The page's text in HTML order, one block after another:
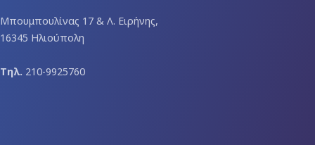
Μπουμπουλίνας 17 & Λ. Ειρήνης,
16345 Ηλιούπολη
Τηλ. 210-9925760